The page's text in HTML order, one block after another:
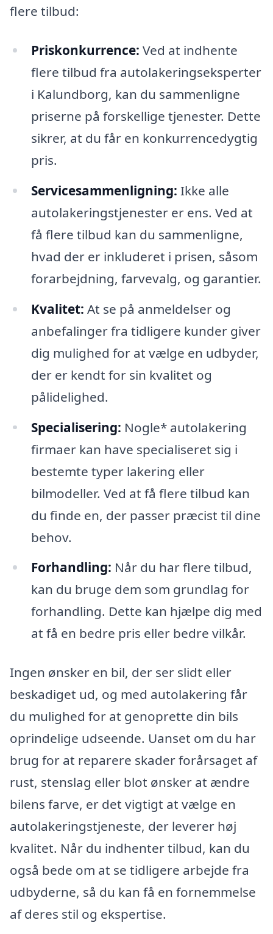
flere tilbud:
Priskonkurrence: Ved at indhente
flere tilbud fra autolakeringseksperter
i Kalundborg, kan du sammenligne
priserne på forskellige tjenester. Dette
sikrer, at du får en konkurrencedygtig
pris.
Servicesammenligning: Ikke alle
autolakeringstjenester er ens. Ved at
få flere tilbud kan du sammenligne,
hvad der er inkluderet i prisen, såsom
forarbejdning, farvevalg, og garantier.
Kvalitet: At se på anmeldelser og
anbefalinger fra tidligere kunder giver
dig mulighed for at vælge en udbyder,
der er kendt for sin kvalitet og
pålidelighed.
Specialisering: Nogle* autolakering
firmaer kan have specialiseret sig i
bestemte typer lakering eller
bilmodeller. Ved at få flere tilbud kan
du finde en, der passer præcist til dine
behov.
Forhandling: Når du har flere tilbud,
kan du bruge dem som grundlag for
forhandling. Dette kan hjælpe dig med
at få en bedre pris eller bedre vilkår.
Ingen ønsker en bil, der ser slidt eller
beskadiget ud, og med autolakering får
du mulighed for at genoprette din bils
oprindelige udseende. Uanset om du har
brug for at reparere skader forårsaget af
rust, stenslag eller blot ønsker at ændre
bilens farve, er det vigtigt at vælge en
autolakeringstjeneste, der leverer høj
kvalitet. Når du indhenter tilbud, kan du
også bede om at se tidligere arbejde fra
udbyderne, så du kan få en fornemmelse
af deres stil og ekspertise.